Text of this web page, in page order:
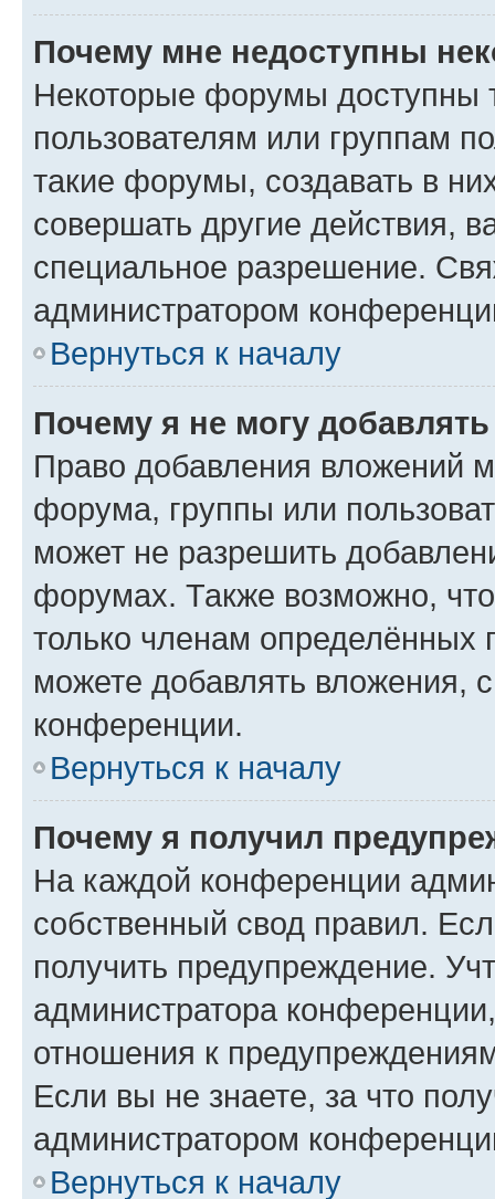
Почему мне недоступны
Некоторые форумы доступны
пользователям или группам
такие форумы, создавать в
совершать другие действия,
специальное разрешение.
администратором
Вернуться к началу
Почему я не могу
Право добавления вложений
форума, группы или
может не разрешить
форумах. Также возможно,
только членам определённых
можете добавлять вложения,
конференции.
Вернуться к началу
Почему я получил
На каждой конференции
собственный свод правил.
получить предупреждение.
администратора
отношения к
Если вы не знаете, за что
администратором
Вернуться к началу